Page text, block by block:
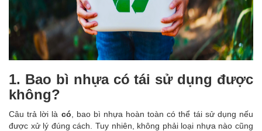
1. Bao bì nhựa có tái sử dụng được
không?
Câu trả lời là có , bao bì nhựa hoàn toàn có thể tái sử dụng nếu
được xử lý đúng cách. Tuy nhiên, không phải loại nhựa nào cũng